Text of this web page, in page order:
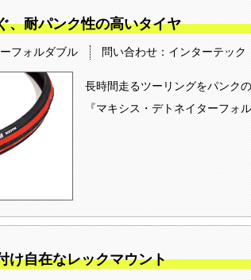
、耐パンク性の高いタイヤ
フォルダブル 問い合わせ：インターテック
長時間走るツーリングをパンク
『マキシス・デトネイターフォ
け自在なレックマウント